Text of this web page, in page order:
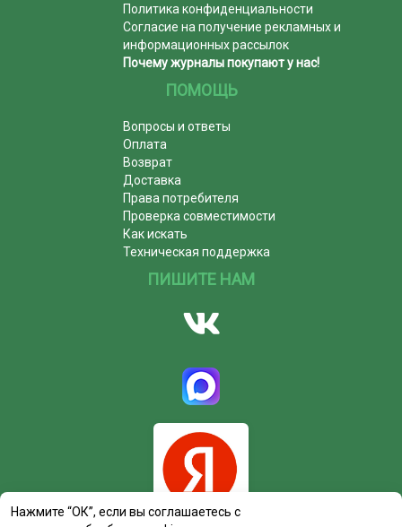
Политика конфиденциальности
Согласие на получение рекламных и
информационных рассылок
Почему журналы покупают у нас!
ПОМОЩЬ
Вопросы и ответы
Оплата
Возврат
Доставка
Права потребителя
Проверка совместимости
Как искать
Техническая поддержка
ПИШИТЕ НАМ
Нажмите “ОК”, если вы соглашаетесь с